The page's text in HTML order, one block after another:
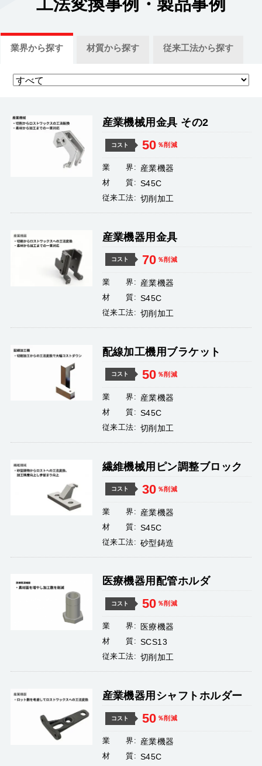
工法変換事例 ・製品事例
業界から探す 材質から探す 従来工法から探す
産業機械用金具 その2
コスト 50 ％削減
業 界: 産業機器
材 質: S45C
従来工法: 切削加工
産業機器用金具
コスト 70 ％削減
業 界: 産業機器
材 質: S45C
従来工法: 切削加工
配線加工機用ブラケット
コスト 50 ％削減
業 界: 産業機器
材 質: S45C
従来工法: 切削加工
繊維機械用ピン調整ブロック
コスト 30 ％削減
業 界: 産業機器
材 質: S45C
従来工法: 砂型鋳造
医療機器用配管ホルダ
コスト 50 ％削減
業 界: 医療機器
材 質: SCS13
従来工法: 切削加工
産業機器用シャフトホルダー
コスト 50 ％削減
業 界: 産業機器
材 質: S45C